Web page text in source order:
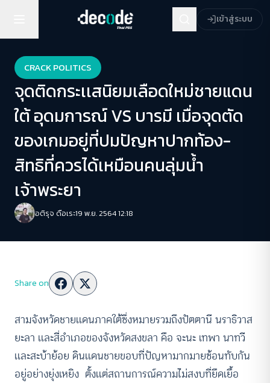
เข้าสู่ระบบ
CRACK POLITICS
จุดติดกระเเสนิยมเลือดใหม่ชายแดน
ใต้ อุดมการณ์ VS บารมี เมื่อจุดตัด
ของเกมอยู่ที่ปมปัญหาปากท้อง-
สิทธิที่ควรได้เหมือนคนลุ่มน้ำ
เจ้าพระยา
อติรุจ ดือเระ19 พ.ย. 2564 12:18
Share on
สามจังหวัดชายเเดนภาคใต้ซึ่งหมายรวมถึงปัตตานี นราธิวาส
ยะลา เเละสี่อำเภอของจังหวัดสงขลา คือ จะนะ เทพา นาทวี
เเละสะบ้าย้อย ดินเเดนชายขอบที่ปัญหามากมายซ้อนทับกัน
อยู่อย่างยุ่งเหยิง ตั้งเเต่สถานการณ์ความไม่สงบที่ยืดเยื้อ